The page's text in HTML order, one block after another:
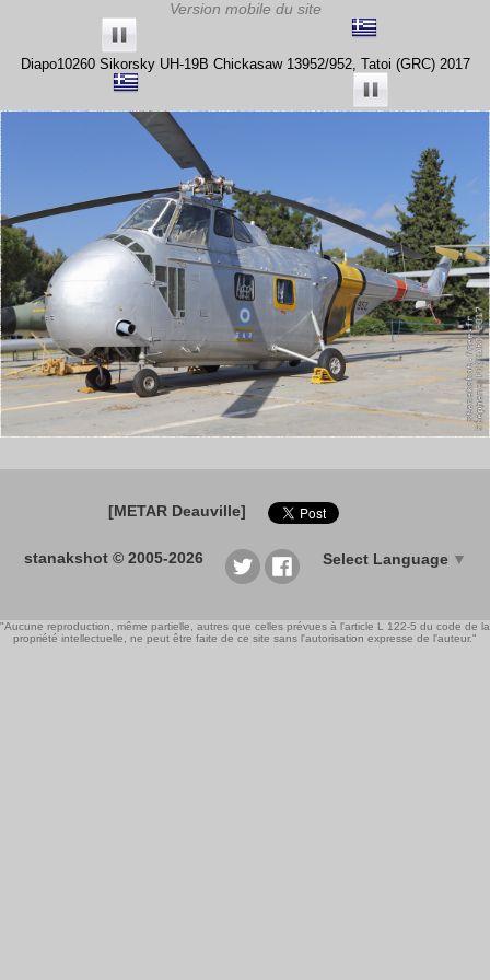
Diapo10260 Sikorsky UH-19B Chickasaw 13952/952, Tatoi (GRC) 2017
[METAR Deauville]
stanakshot © 2005-2026 Select Language ▼
"Aucune reproduction, même partielle, autres que celles prévues à l'article L 122-5 du code de la
propriété intellectuelle, ne peut être faite de ce site sans l'autorisation expresse de l'auteur."